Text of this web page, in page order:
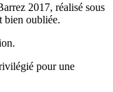
2017, réalisé sous
bien oubliée.
pour une